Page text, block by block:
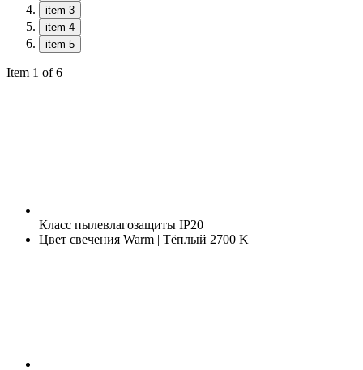
item 3
item 4
item 5
Item 1 of 6
Класс пылевлагозащиты IP20
Цвет свечения Warm | Тёплый 2700 K